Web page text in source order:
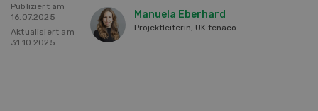
Publiziert am
16.07.2025
Aktualisiert am
31.10.2025
Manuela Eberhard
Projektleiterin, UK fenaco